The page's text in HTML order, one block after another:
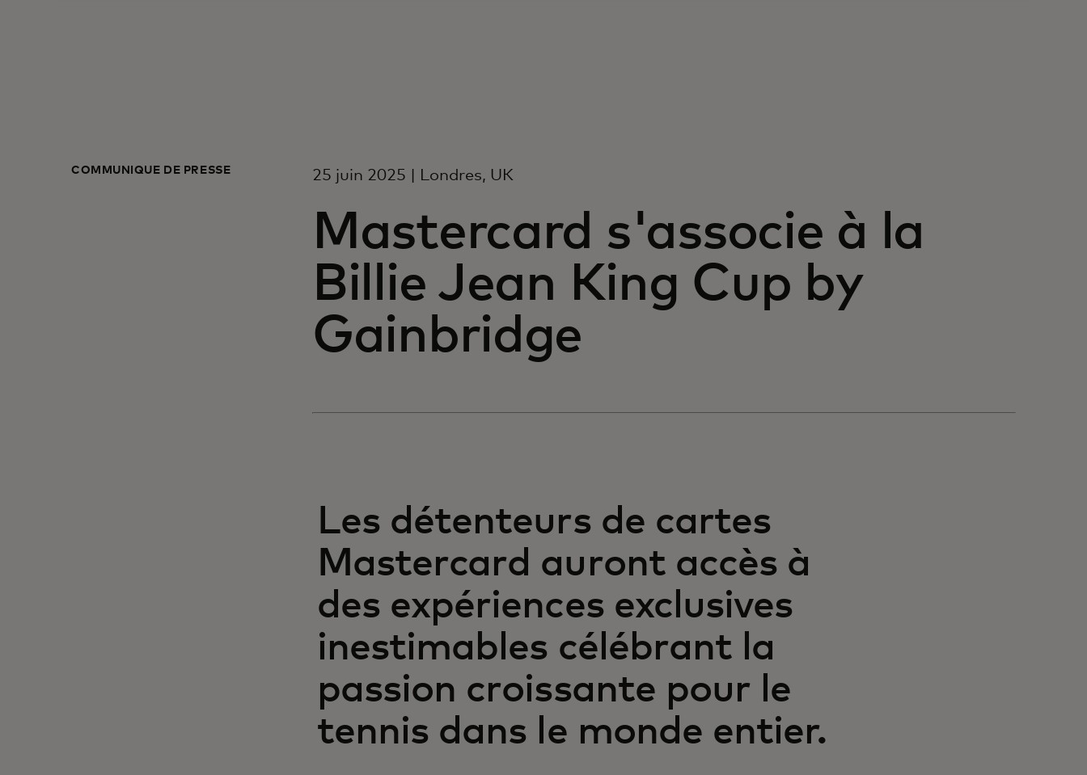
COMMUNIQUÉ DE PRESSE 25 juin 2025 | Londres, UK
Mastercard s'associe à la
Billie Jean King Cup by
Gainbridge
Les détenteurs de cartes
Mastercard auront accès à
des expériences exclusives
inestimables célébrant la
passion croissante pour le
tennis dans le monde entier.